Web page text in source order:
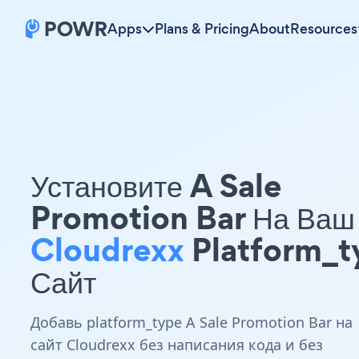
Apps Plans & PricingAboutResources
Установите A Sale
Promotion Bar На Ваш
Cloudrexx
Сайт
Добавь platform_type A Sale Promotion Bar на
сайт Cloudrexx без написания кода и без